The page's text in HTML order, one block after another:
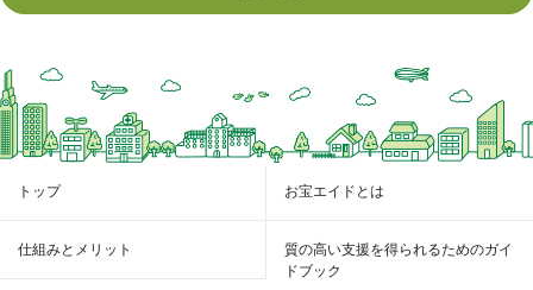
トップ お宝エイドとは
仕組みとメリット
質の高い支援を得られるためのガイ
ドブック